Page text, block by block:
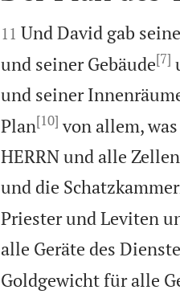


11 Und David gab
und seiner Gebäude[7]
und seiner
Plan[10] von allem,
HERRN und alle
und die
Priester und Leviten
alle Geräte des
Goldgewicht für alle